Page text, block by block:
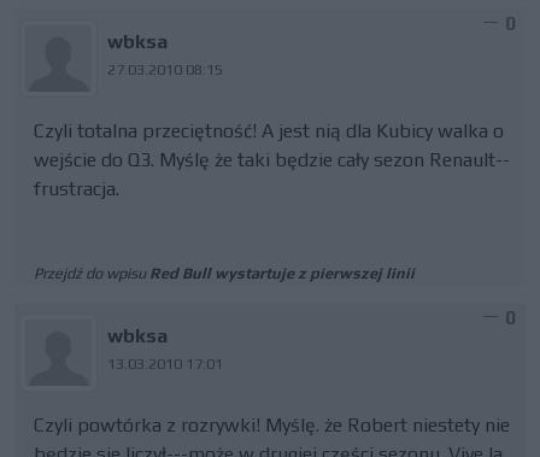
wbksa
27.03.2010 08:15
0
Czyli totalna przeciętność! A jest nią dla Kubicy walka o
wejście do Q3. Myślę że taki będzie cały sezon Renault--
frustracja.
Przejdź do wpisu Red Bull wystartuje z pierwszej linii
wbksa
13.03.2010 17:01
0
Czyli powtórka z rozrywki! Myślę. że Robert niestety nie